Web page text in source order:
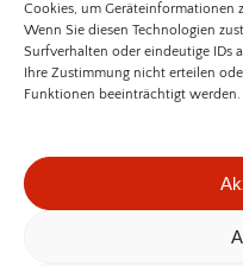
Cookies, um Geräteinformationen
Wenn Sie diesen Technologien
Surfverhalten oder eindeutige IDs
Ihre Zustimmung nicht erteilen
Funktionen beeinträchtigt werden.
Zwischensumme:
E-Mail: